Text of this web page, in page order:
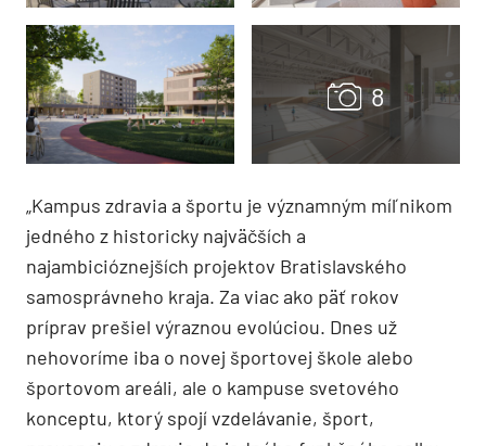
„Kampus zdravia a športu je významným míľnikom
jedného z historicky najväčších a
najambicióznejších projektov Bratislavského
samosprávneho kraja. Za viac ako päť rokov
príprav prešiel výraznou evolúciou. Dnes už
nehovoríme iba o novej športovej škole alebo
športovom areáli, ale o kampuse svetového
konceptu, ktorý spojí vzdelávanie, šport,